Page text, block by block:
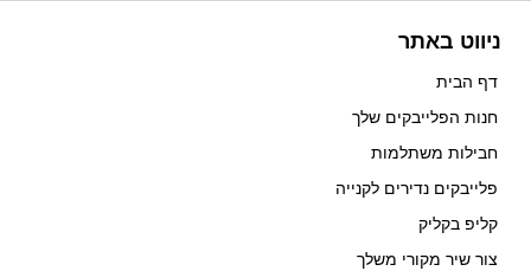
ניווט באתר
דף הבית
חנות הפלייבקים שלך
חבילות משתלמות
פלייבקים נדירים לקנייה
קליפ בקליק
צור שיר מקורי משלך